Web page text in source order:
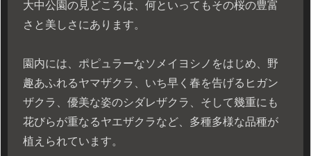
大中公園の見どころは、何といってもその桜の豊富
さと美しさにあります。
園内には、ポピュラーなソメイヨシノをはじめ、野
趣あふれるヤマザクラ、いち早く春を告げるヒガン
ザクラ、優美な姿のシダレザクラ、そして幾重にも
花びらが重なるヤエザクラなど、多種多様な品種が
植えられています。